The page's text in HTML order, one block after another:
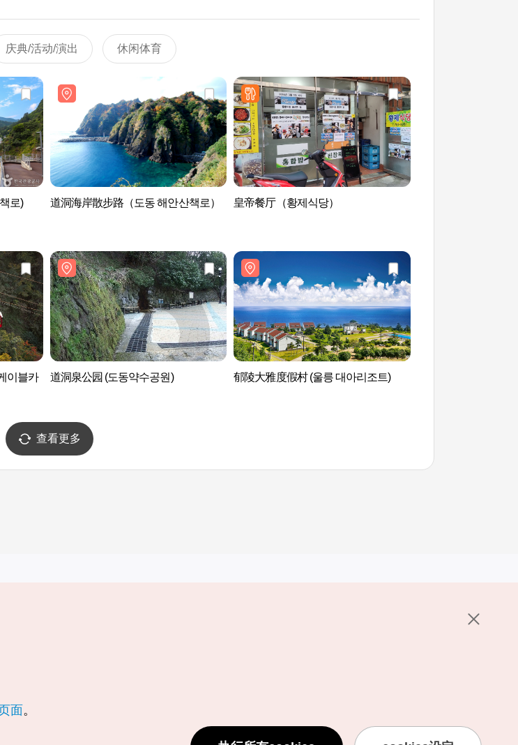
庆典/活动/演出 休闲体育
로) 道洞海岸散步路（도동 해안산책로） 皇帝餐厅（황제식당）
이블카 道洞泉公园 (도동약수공원) 郁陵大雅度假村 (울릉 대아리조트)
查看更多
图书 / 电子书
定位服务使用条款
面。